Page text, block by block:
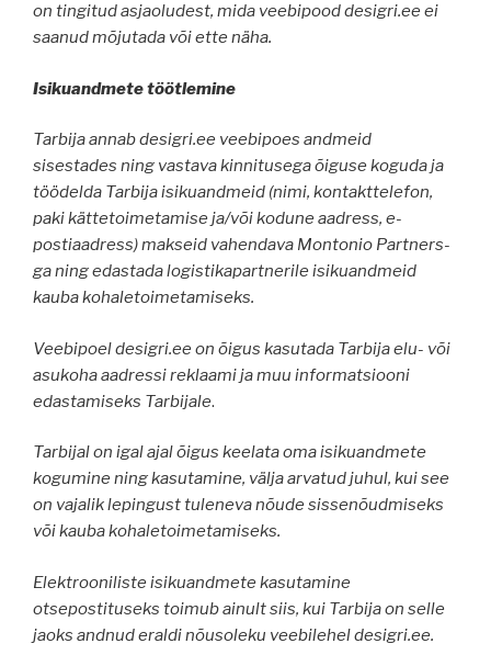
on tingitud asjaoludest, mida veebipood desigri.ee ei
saanud mõjutada või ette näha.
Isikuandmete töötlemine
Tarbija annab desigri.ee veebipoes andmeid
sisestades ning vastava kinnitusega õiguse koguda ja
töödelda Tarbija isikuandmeid (nimi, kontakttelefon,
paki kättetoimetamise ja/või kodune aadress, e-
postiaadress) makseid vahendava Montonio Partners-
ga ning edastada logistikapartnerile isikuandmeid
kauba kohaletoimetamiseks.
Veebipoel desigri.ee on õigus kasutada Tarbija elu- või
asukoha aadressi reklaami ja muu informatsiooni
edastamiseks Tarbijale.
Tarbijal on igal ajal õigus keelata oma isikuandmete
kogumine ning kasutamine, välja arvatud juhul, kui see
on vajalik lepingust tuleneva nõude sissenõudmiseks
või kauba kohaletoimetamiseks.
Elektrooniliste isikuandmete kasutamine
otsepostituseks toimub ainult siis, kui Tarbija on selle
jaoks andnud eraldi nõusoleku veebilehel desigri.ee.